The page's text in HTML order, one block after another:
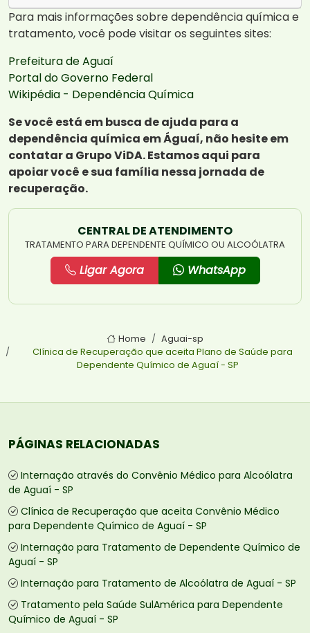
Para mais informações sobre dependência química e
tratamento, você pode visitar os seguintes sites:
Prefeitura de Aguaí
Portal do Governo Federal
Wikipédia - Dependência Química
Se você está em busca de ajuda para a
dependência química em Águaí, não hesite em
contatar a Grupo ViDA. Estamos aqui para
apoiar você e sua família nessa jornada de
recuperação.
CENTRAL DE ATENDIMENTO
TRATAMENTO PARA DEPENDENTE QUÍMICO OU ALCOÓLATRA
Ligar Agora WhatsApp
Home
Aguai-sp
Clínica de Recuperação que aceita Plano de Saúde para
Dependente Químico de Aguaí - SP
PÁGINAS RELACIONADAS
Internação através do Convênio Médico para Alcoólatra
de Aguaí - SP
Clínica de Recuperação que aceita Convênio Médico
para Dependente Químico de Aguaí - SP
Internação para Tratamento de Dependente Químico de
Aguaí - SP
Internação para Tratamento de Alcoólatra de Aguaí - SP
Tratamento pela Saúde SulAmérica para Dependente
Químico de Aguaí - SP